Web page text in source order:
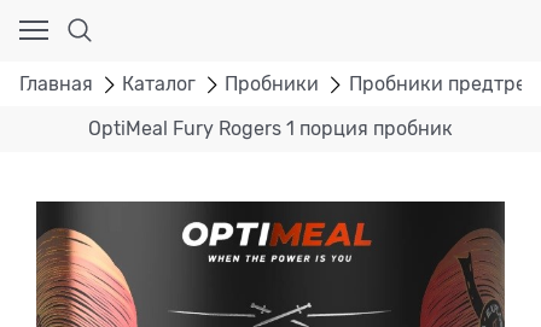
Главная Каталог Пробники Пробники
OptiMeal Fury Rogers 1 порция пробник